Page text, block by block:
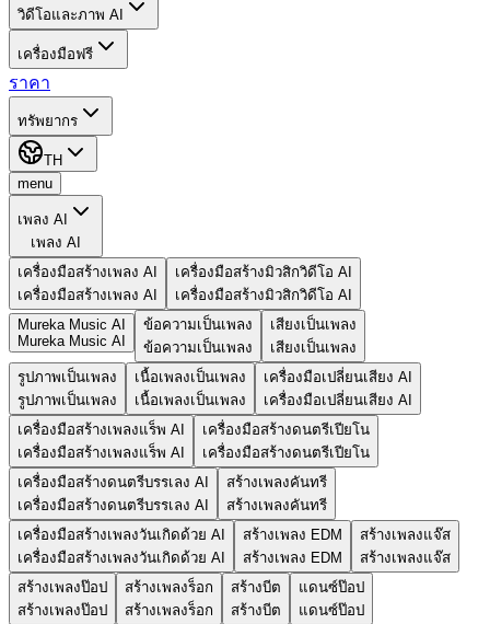
วิดีโอและภาพ AI
เครื่องมือฟรี
ราคา
ทรัพยากร
TH
menu
เพลง AI
เพลง AI
เครื่องมือสร้างเพลง AI
เครื่องมือสร้างเพลง AI
เครื่องมือสร้างมิวสิกวิดีโอ AI
เครื่องมือสร้างมิวสิกวิดีโอ AI
Mureka Music AI
Mureka Music AI
ข้อความเป็นเพลง
ข้อความเป็นเพลง
เสียงเป็นเพลง
เสียงเป็นเพลง
รูปภาพเป็นเพลง
รูปภาพเป็นเพลง
เนื้อเพลงเป็นเพลง
เนื้อเพลงเป็นเพลง
เครื่องมือเปลี่ยนเสียง AI
เครื่องมือเปลี่ยนเสียง AI
เครื่องมือสร้างเพลงแร็พ AI
เครื่องมือสร้างเพลงแร็พ AI
เครื่องมือสร้างดนตรีเปียโน
เครื่องมือสร้างดนตรีเปียโน
เครื่องมือสร้างดนตรีบรรเลง AI
เครื่องมือสร้างดนตรีบรรเลง AI
สร้างเพลงคันทรี
สร้างเพลงคันทรี
เครื่องมือสร้างเพลงวันเกิดด้วย AI
เครื่องมือสร้างเพลงวันเกิดด้วย AI
สร้างเพลง EDM
สร้างเพลง EDM
สร้างเพลงแจ๊ส
สร้างเพลงแจ๊ส
สร้างเพลงป๊อป
สร้างเพลงป๊อป
สร้างเพลงร็อก
สร้างเพลงร็อก
สร้างบีต
สร้างบีต
แดนซ์ป๊อป
แดนซ์ป๊อป